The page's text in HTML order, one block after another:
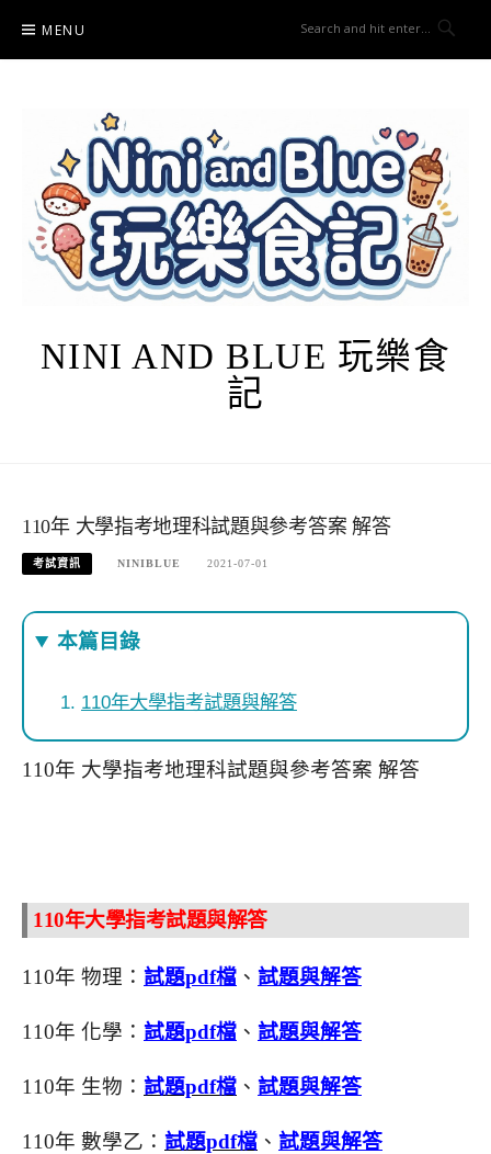
content
MENU
NINI AND BLUE 玩樂食
記
110年 大學指考地理科試題與參考答案 解答
考試資訊 NINIBLUE 2021-07-01
本篇目錄
110年大學指考試題與解答
110年 大學指考地理科試題與參考答案 解答
110年大學指考試題與解答
110年 物理： 試題pdf檔 、 試題與解答
110年 化學： 試題pdf檔 、 試題與解答
110年 生物： 試題pdf檔 、 試題與解答
110年 數學乙： 試題pdf檔 、 試題與解答